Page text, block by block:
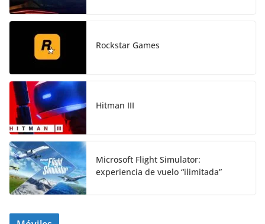
Rockstar Games
Hitman III
Microsoft Flight Simulator:
experiencia de vuelo “ilimitada”